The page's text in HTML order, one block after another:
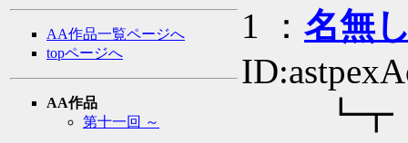
AA作品一覧ページへ
topページへ
AA作品
第十一回 ～
1 ： 名無
┗┳